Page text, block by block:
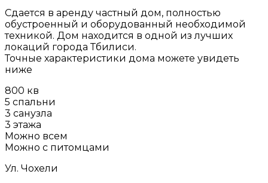
Сдается в аренду частный дом, полностью
обустроенный и оборудованный необходимой
техникой. Дом находится в одной из лучших
локаций города Тбилиси.
Точные характеристики дома можете увидеть
ниже
800 кв
5 спальни
3 санузла
3 этажа
Можно всем
Можно с питомцами
Ул. Чохели